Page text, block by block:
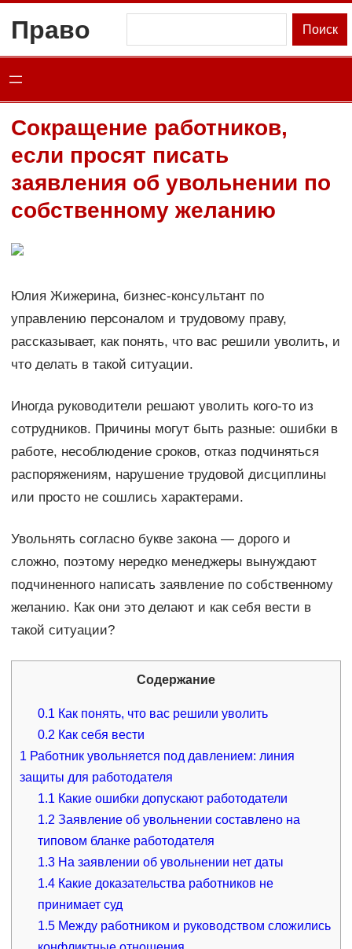
содержимому
Право Поиск
Сокращение работников,
если просят писать
заявления об увольнении по
собственному желанию
Юлия Жижерина, бизнес-консультант по
управлению персоналом и трудовому праву,
рассказывает, как понять, что вас решили уволить, и
что делать в такой ситуации.
Иногда руководители решают уволить кого-то из
сотрудников. Причины могут быть разные: ошибки в
работе, несоблюдение сроков, отказ подчиняться
распоряжениям, нарушение трудовой дисциплины
или просто не сошлись характерами.
Увольнять согласно букве закона — дорого и
сложно, поэтому нередко менеджеры вынуждают
подчиненного написать заявление по собственному
желанию. Как они это делают и как себя вести в
такой ситуации?
Содержание
0.1 Как понять, что вас решили уволить
0.2 Как себя вести
1 Работник увольняется под давлением: линия
защиты для работодателя
1.1 Какие ошибки допускают работодатели
1.2 Заявление об увольнении составлено на
типовом бланке работодателя
1.3 На заявлении об увольнении нет даты
1.4 Какие доказательства работников не
принимает суд
1.5 Между работником и руководством сложились